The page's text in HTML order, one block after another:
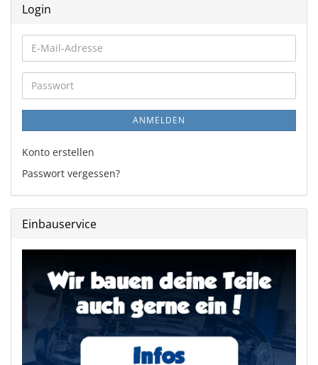
Login
E-
Mail-
Adresse
Passwort
ANMELDEN
Konto erstellen
Passwort vergessen?
Einbauservice